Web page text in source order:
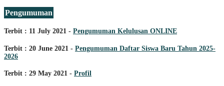
Pengumuman
Terbit : 11 July 2021 - Pengumuman Kelulusan ONLINE
Terbit : 20 June 2021 - Pengumuman Daftar Siswa Baru Tahun 2025-
2026
Terbit : 29 May 2021 - Profil